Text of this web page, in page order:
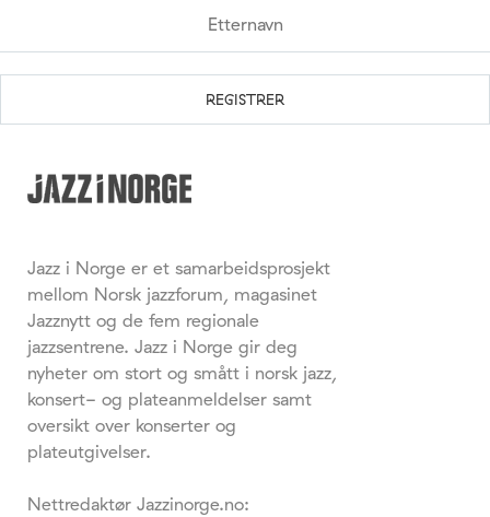
Jazz i Norge er et samarbeidsprosjekt
mellom Norsk jazzforum, magasinet
Jazznytt og de fem regionale
jazzsentrene. Jazz i Norge gir deg
nyheter om stort og smått i norsk jazz,
konsert- og plateanmeldelser samt
oversikt over konserter og
plateutgivelser.
Nettredaktør Jazzinorge.no: